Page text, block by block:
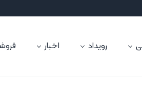
رویداد اخبار